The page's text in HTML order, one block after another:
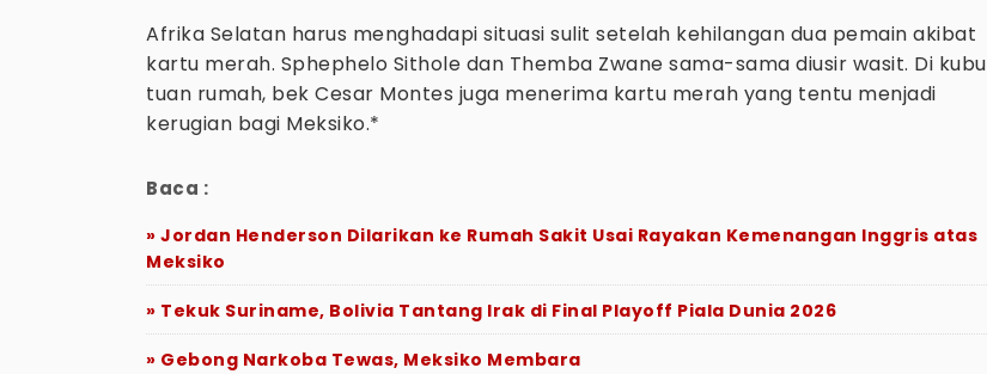
Afrika Selatan harus menghadapi situasi sulit setelah kehilangan dua pemain akibat
kartu merah. Sphephelo Sithole dan Themba Zwane sama-sama diusir wasit. Di kubu
tuan rumah, bek Cesar Montes juga menerima kartu merah yang tentu menjadi
kerugian bagi Meksiko.*
Baca :
» Jordan Henderson Dilarikan ke Rumah Sakit Usai Rayakan Kemenangan Inggris atas
Meksiko
» Tekuk Suriname, Bolivia Tantang Irak di Final Playoff Piala Dunia 2026
» Gebong Narkoba Tewas, Meksiko Membara